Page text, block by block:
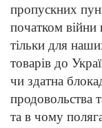
пропускних
початком війни
тільки для
товарів до
чи здатна
продовольства
та в чому